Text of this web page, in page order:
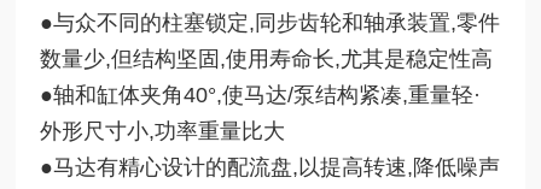
●与众不同的柱塞锁定,同步齿轮和轴承装置,零件
数量少,但结构坚固,使用寿命长,尤其是稳定性高
●轴和缸体夹角40°,使马达/泵结构紧凑,重量轻·
外形尺寸小,功率重量比大
●马达有精心设计的配流盘,以提高转速,降低噪声